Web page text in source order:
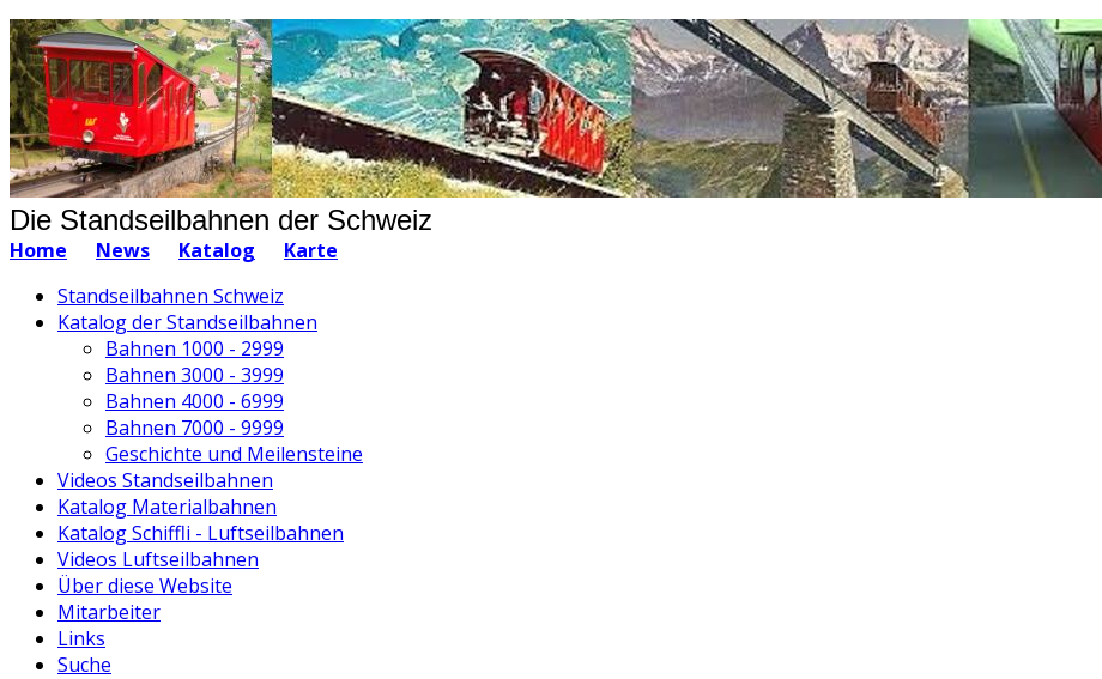
Die Standseilbahnen der Schweiz
Home News Katalog
Karte
Standseilbahnen Schweiz
Katalog der Standseilbahnen
Bahnen 1000 - 2999
Bahnen 3000 - 3999
Bahnen 4000 - 6999
Bahnen 7000 - 9999
Geschichte und Meilensteine
Videos Standseilbahnen
Katalog Materialbahnen
Katalog Schiffli - Luftseilbahnen
Videos Luftseilbahnen
Über diese Website
Mitarbeiter
Links
Suche